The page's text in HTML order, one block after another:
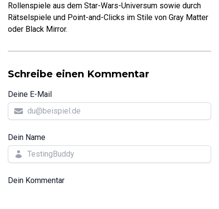
Rollenspiele aus dem Star-Wars-Universum sowie durch
Rätselspiele und Point-and-Clicks im Stile von Gray Matter
oder Black Mirror.
Schreibe einen Kommentar
Deine E-Mail
Dein Name
Dein Kommentar